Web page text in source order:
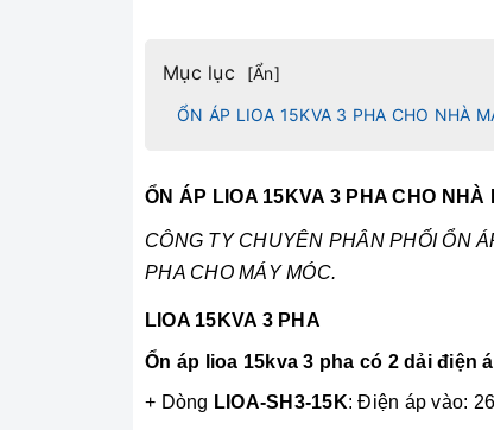
Mục lục [Ẩn]
ỔN ÁP LIOA 15KVA 3 PHA CHO NHÀ
ỔN ÁP LIOA 15KVA 3 PHA CHO NHÀ
CÔNG TY CHUYÊN PHÂN PHỐI ỔN
PHA CHO MÁY MÓC.
LIOA 15KVA 3 PHA
Ổn áp lioa 15kva 3 pha có 2 dải điện
+ Dòng LIOA-SH3-15K: Điện áp vào: